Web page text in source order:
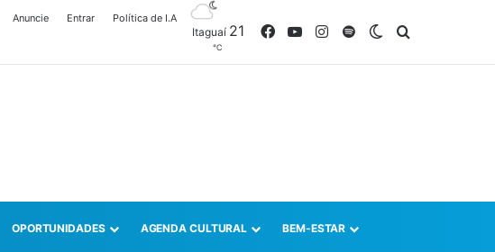
Anuncie Entrar Política de I.A
Itaguaí 21
℃
FacebookYouTubeInstagram
SpotifySwitch skin
OPORTUNIDADES AGENDA CULTURAL BEM-ESTAR